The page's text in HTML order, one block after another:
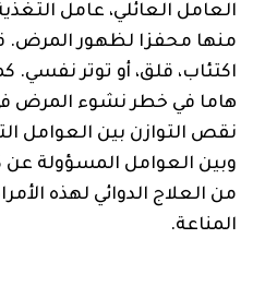
العامل العائلي، عامل
منها محفزا لظهور المرض.
اكتئاب، قلق، أو توتر نفسي.
هاما في خطر نشوء المرض
نقص التوازن بين العوامل
وبين العوامل المسؤولة عن
من العلاج الدوائي لهذه
المناعة.